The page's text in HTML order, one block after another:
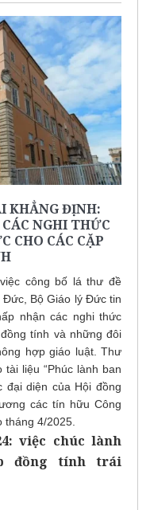
KHẲNG ĐỊNH:
NGHI THỨC
CHO CÁC CẶP
công bố lá thư đề
Đức, Bộ Giáo lý Đức tin
nhận các nghi thức
tính và những đôi
hợp giáo luật. Thư
liệu “Phúc lành ban
đại diện của Hội đồng
các tín hữu Công
4/2025.
việc chúc lành
đồng tính trái